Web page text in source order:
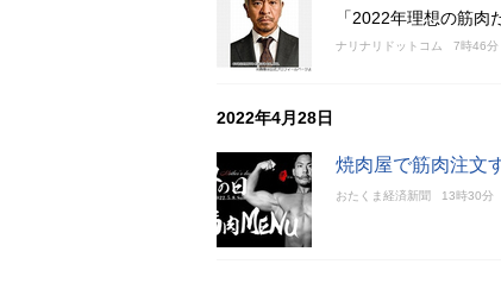
「2022年理想の筋
ナリナリドットコム 7時46分
2022年4月28日
焼肉屋で筋肉注文
おたくま経済新聞 13時30分